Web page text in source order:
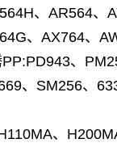
、AR564、
、AX764、
、
、SM256、
、